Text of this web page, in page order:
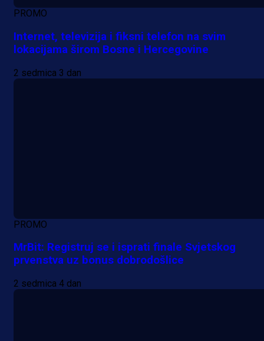
PROMO
Internet, televizija i fiksni telefon na svim
lokacijama širom Bosne i Hercegovine
2 sedmica 3 dan
PROMO
MrBit: Registruj se i isprati finale Svjetskog
prvenstva uz bonus dobrodošlice
2 sedmica 4 dan